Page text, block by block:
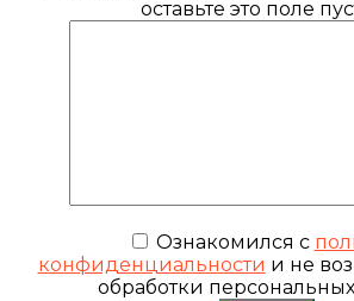
оставьте это поле
Ознакомился с
конфиденциальности и не
обработки